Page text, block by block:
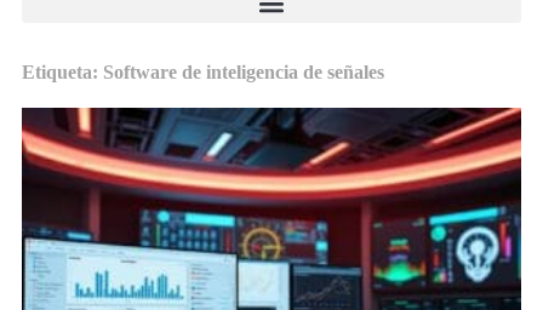
Etiqueta: Software de inteligencia de señales